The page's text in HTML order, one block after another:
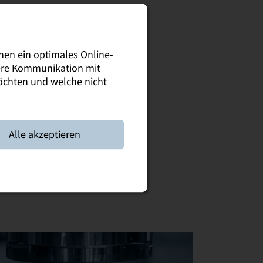
ein optimales Online-
Kommunikation mit
und welche nicht
Alle akzeptieren